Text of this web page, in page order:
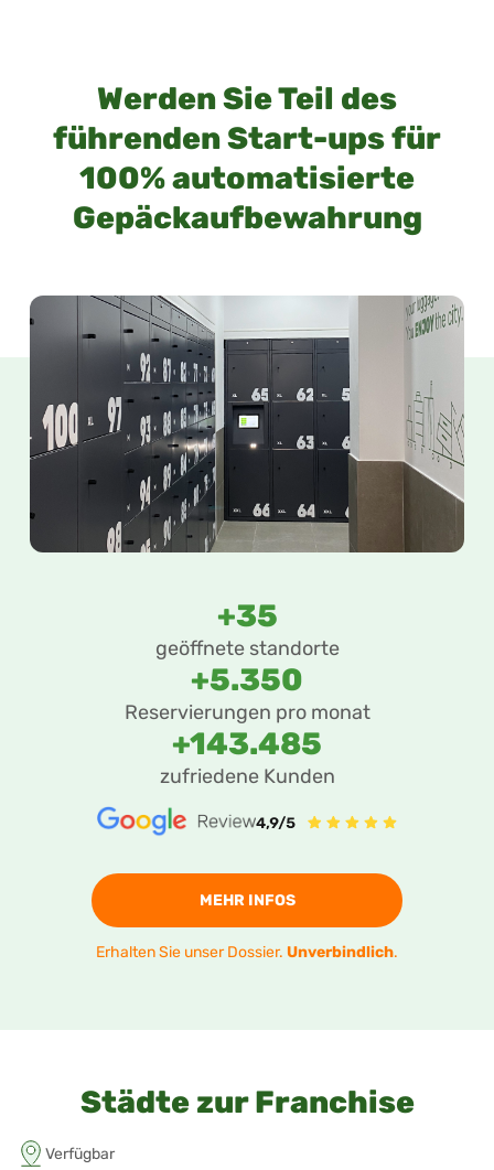
Werden Sie Teil des
führenden Start-ups für
100% automatisierte
Gepäckaufbewahrung
+35
geöffnete standorte
+5.350
Reservierungen pro monat
+143.485
zufriedene Kunden
MEHR INFOS
Erhalten Sie unser Dossier. Unverbindlich.
Städte zur Franchise
Verfügbar